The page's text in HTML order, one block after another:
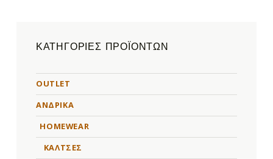
ΚΑΤΗΓΟΡΊΕΣ ΠΡΟΪΌΝΤΩΝ
OUTLET
ΑΝΔΡΙΚΑ
HOMEWEAR
ΚΑΛΤΣΕΣ